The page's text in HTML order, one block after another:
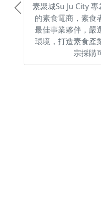
素聚城Su Ju City
的素食電商，素食
最佳事業夥伴，嚴
環境，打造素食產
宗採購
Previous